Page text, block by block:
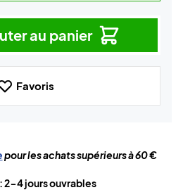
au panier
Favoris
pour les achats supérieurs à 60 €
2-4 jours ouvrables